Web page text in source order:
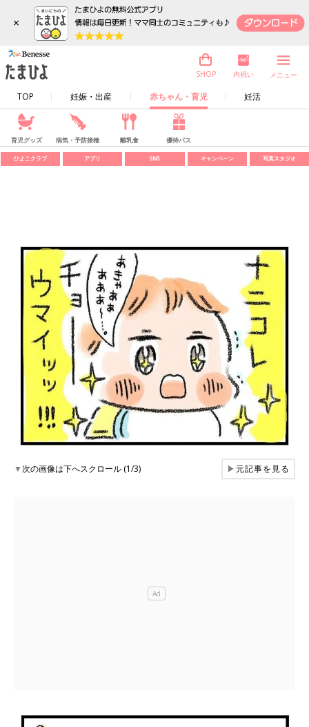
×
TOP 妊娠・出産 赤ちゃん・育児 妊活
SHOP 内祝い メニュー
育児グッズ 病気・予防接種 離乳食 優待パス
ひよこクラブ アプリ SNS キャンペーン 写真スタジオ
▼次の画像は下へスクロール (1/3) ▶元記事を見る